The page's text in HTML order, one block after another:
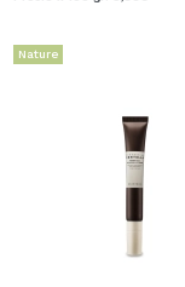
Nature